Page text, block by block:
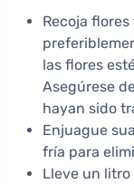
Recoja
las flores
Asegúrese
hayan sido
Enjuague
fría para
Lleve un